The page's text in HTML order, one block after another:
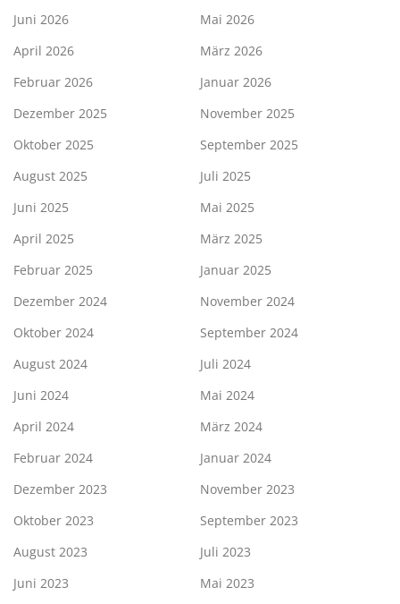
Juni 2026
Mai 2026
April 2026
März 2026
Februar 2026
Januar 2026
Dezember 2025
November 2025
Oktober 2025
September 2025
August 2025
Juli 2025
Juni 2025
Mai 2025
April 2025
März 2025
Februar 2025
Januar 2025
Dezember 2024
November 2024
Oktober 2024
September 2024
August 2024
Juli 2024
Juni 2024
Mai 2024
April 2024
März 2024
Februar 2024
Januar 2024
Dezember 2023
November 2023
Oktober 2023
September 2023
August 2023
Juli 2023
Juni 2023
Mai 2023